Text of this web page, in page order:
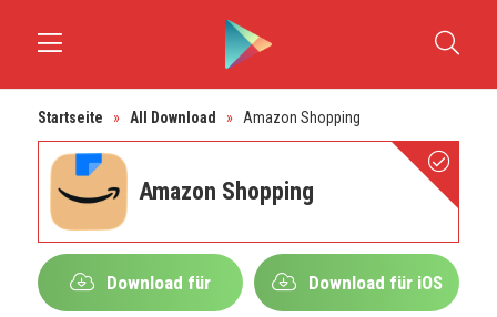
Startseite » All Download » Amazon Shopping
Amazon Shopping
Download für Download für iOS